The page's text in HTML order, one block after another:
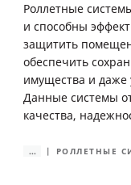
Роллетные
и способны
защитить
обеспечить
имущества и даже
Данные системы
качества,
... РОЛЛЕТНЫЕ